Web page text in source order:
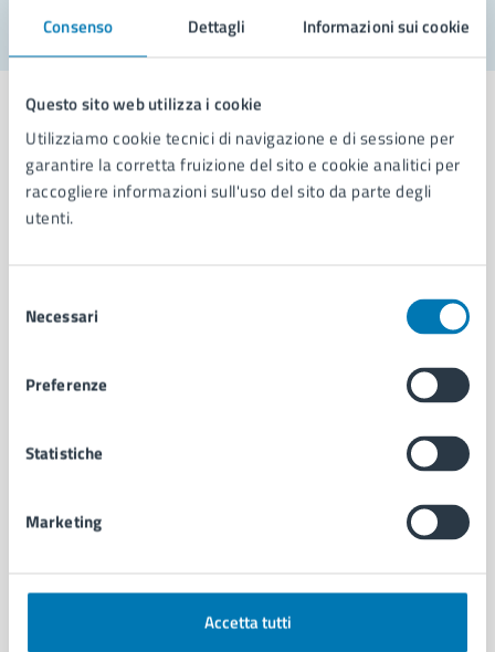
Consenso Dettagli Informazioni sui cookie
Questo sito web utilizza i cookie
Utilizziamo cookie tecnici di navigazione e di sessione per
garantire la corretta fruizione del sito e cookie analitici per
raccogliere informazioni sull'uso del sito da parte degli
utenti.
delNecessari
Preferenze
Statistiche
Marketing
Accetta tutti
Comune di Napoli
Organi di governo
Uffici
Enti e fondazioni
Personale amministrativo